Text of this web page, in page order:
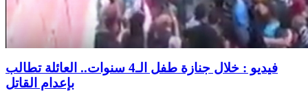
فيديو : خلال جنازة طفل الـ4 سنوات.. العائلة تطالب
بإعدام القاتل